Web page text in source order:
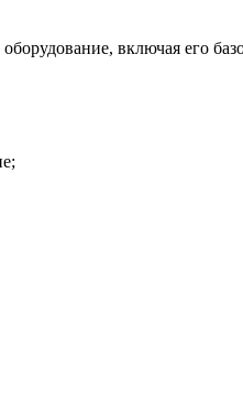
включая его